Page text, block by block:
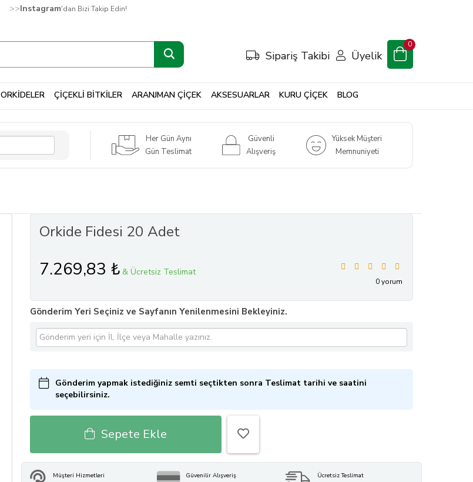
>>Instagram'dan Bizi Takip Edin!
Sipariş Takibi Üyelik
0
ORKİDELER ÇİÇEKLİ BİTKİLER ARANJMAN ÇİÇEK AKSESUARLAR KURU ÇİÇEK BLOG
Her Gün Aynı
Gün Teslimat
Güvenli
Alışveriş
Yüksek Müşteri
Memnuniyeti
Orkide Fidesi 20 Adet
7.269,83 ₺ & Ücretsiz Teslimat
0 yorum
Gönderim Yeri Seçiniz ve Sayfanın Yenilenmesini Bekleyiniz.
Gönderim yapmak istediğiniz semti seçtikten sonra Teslimat tarihi ve saatini
seçebilirsiniz.
Sepete Ekle
Müşteri Hizmetleri
Güvenilir Alışveriş
Ücretsiz Teslimat